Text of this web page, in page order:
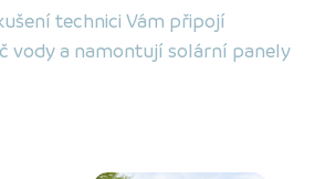
technici Vám připojí
vody a namontují solární panely